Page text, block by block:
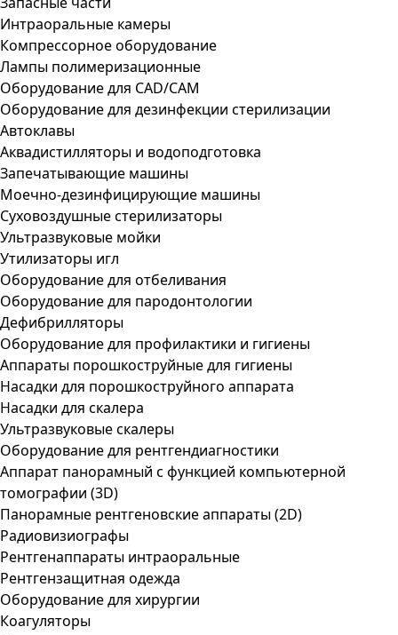
Интраоральные камеры
Компрессорное оборудование
Лампы полимеризационные
Оборудование для CAD/CAM
Оборудование для дезинфекции стерилизации
Автоклавы
Аквадистилляторы и водоподготовка
Запечатывающие машины
Моечно-дезинфицирующие машины
Суховоздушные стерилизаторы
Ультразвуковые мойки
Утилизаторы игл
Оборудование для отбеливания
Оборудование для пародонтологии
Дефибрилляторы
Оборудование для профилактики и гигиены
Аппараты порошкоструйные для гигиены
Насадки для порошкоструйного аппарата
Насадки для скалера
Ультразвуковые скалеры
Оборудование для рентгендиагностики
Аппарат панорамный с функцией компьютерной
томографии (3D)
Панорамные рентгеновские аппараты (2D)
Радиовизиографы
Рентгенаппараты интраоральные
Рентгензащитная одежда
Оборудование для хирургии
Коагуляторы